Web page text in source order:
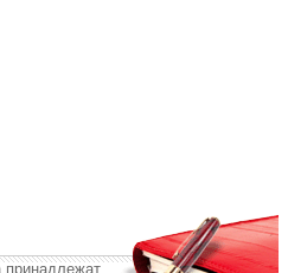
принадлежат